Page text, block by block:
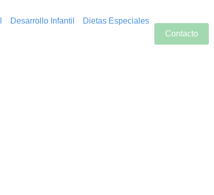
Desarrollo Infantil Dietas Especiales
Contacto